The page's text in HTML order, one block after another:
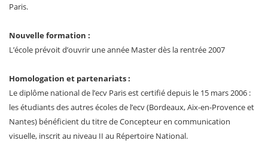
Paris.
Nouvelle formation :
L’école prévoit d’ouvrir une année Master dès la rentrée 2007
Homologation et partenariats :
Le diplôme national de l’ecv Paris est certifié depuis le 15 mars 2006 :
les étudiants des autres écoles de l’ecv (Bordeaux, Aix-en-Provence et
Nantes) bénéficient du titre de Concepteur en communication
visuelle, inscrit au niveau II au Répertoire National.